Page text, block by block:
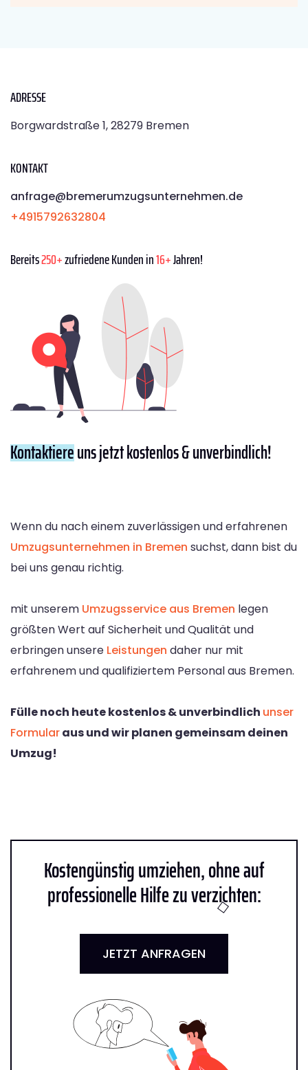
ADRESSE
Borgwardstraße 1, 28279 Bremen
KONTAKT
anfrage@bremerumzugsunternehmen.de
+4915792632804
Bereits250+zufriedene Kunden in16+Jahren!
Kontaktiereuns jetzt kostenlos & unverbindlich!
Wenn du nach einem zuverlässigen und erfahrenen
Umzugsunternehmen in Bremen suchst, dann bist du
bei uns genau richtig.
mit unserem Umzugsservice aus Bremen legen
größten Wert auf Sicherheit und Qualität und
erbringen unsere Leistungen daher nur mit
erfahrenem und qualifiziertem Personal aus Bremen.
Fülle noch heute kostenlos & unverbindlich unser
Formularaus und wir planen gemeinsam deinen
Umzug!
Kostengünstig umziehen, ohne auf
professionelle Hilfe zu verzichten:
JETZT ANFRAGEN